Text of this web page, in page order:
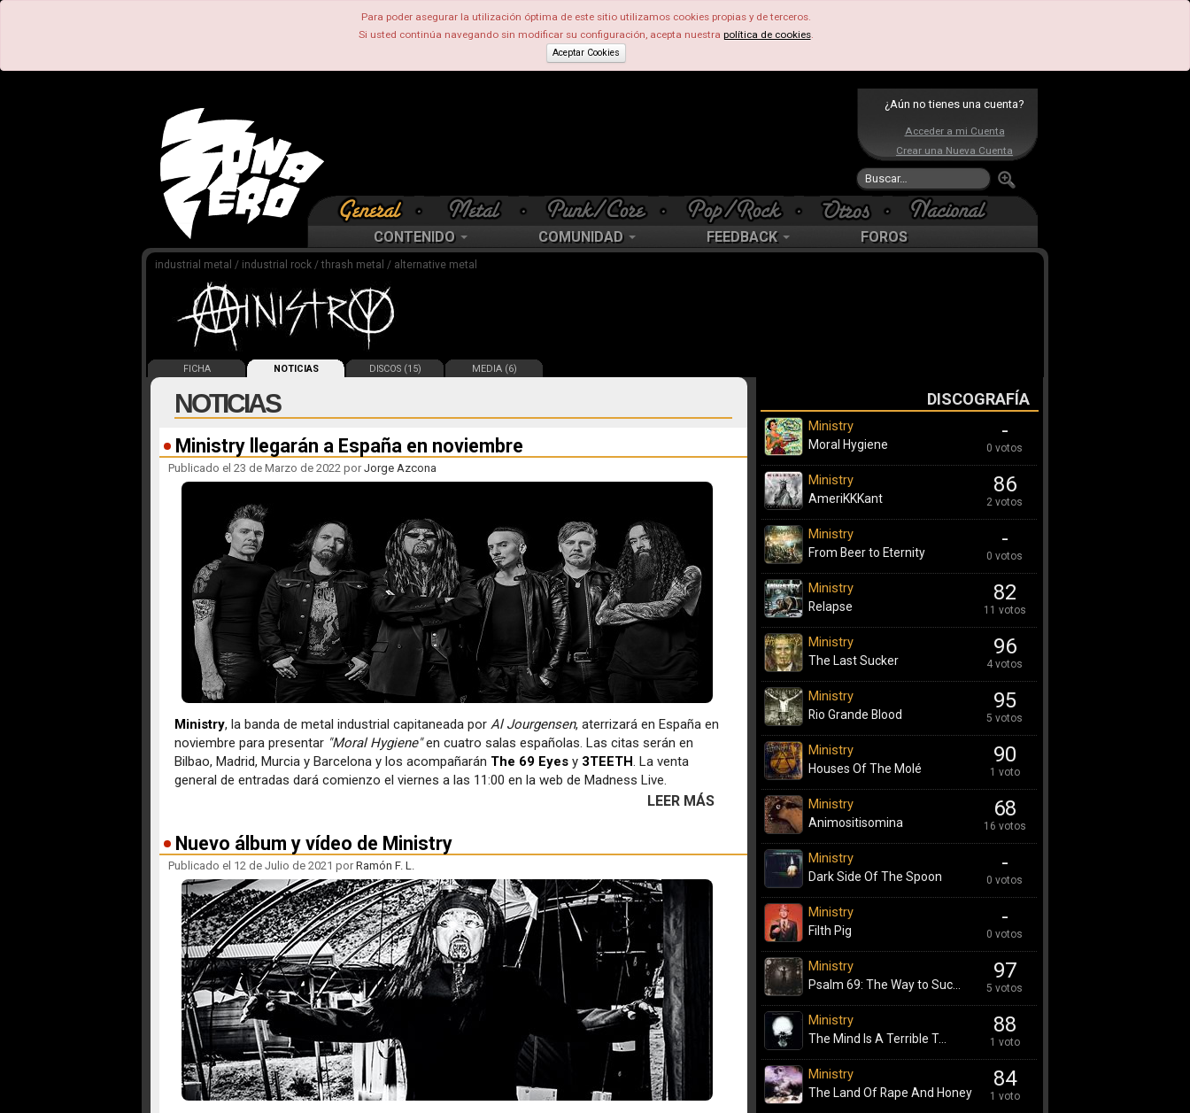
Para poder asegurar la utilización óptima de este sitio utilizamos cookies propias y de terceros.
Si usted continúa navegando sin modificar su configuración, acepta nuestra política de cookies.
Aceptar Cookies
¿Aún no tienes una cuenta?
Acceder a mi Cuenta
Crear una Nueva Cuenta
CONTENIDO COMUNIDAD FEEDBACK FOROS
industrial metal / industrial rock / thrash metal / alternative metal
FICHA NOTICIAS DISCOS (15) MEDIA (6)
NOTICIAS
Ministry llegarán a España en noviembre
Publicado el 23 de Marzo de 2022 porJorge Azcona
Ministry, la banda de metal industrial capitaneada por Al Jourgensen, aterrizará en España en
noviembre para presentar "Moral Hygiene"en cuatro salas españolas. Las citas serán en
Bilbao, Madrid, Murcia y Barcelona y los acompañarán The 69 Eyesy 3TEETH. La venta
general de entradas dará comienzo el viernes a las 11:00 en la web de Madness Live.
LEER MÁS
Nuevo álbum y vídeo de Ministry
Publicado el 12 de Julio de 2021 porRamón F. L.
DISCOGRAFÍA
-
0 votos
Ministry
Moral Hygiene
86
2 votos
Ministry
AmeriKKKant
-
0 votos
Ministry
From Beer to Eternity
82
11 votos
Ministry
Relapse
96
4 votos
Ministry
The Last Sucker
95
5 votos
Ministry
Rio Grande Blood
90
1 voto
Ministry
Houses Of The Molé
68
16 votos
Ministry
Animositisomina
-
0 votos
Ministry
Dark Side Of The Spoon
-
0 votos
Ministry
Filth Pig
97
5 votos
Ministry
Psalm 69: The Way to Suc...
88
1 voto
Ministry
The Mind Is A Terrible T...
84
1 voto
Ministry
The Land Of Rape And Honey